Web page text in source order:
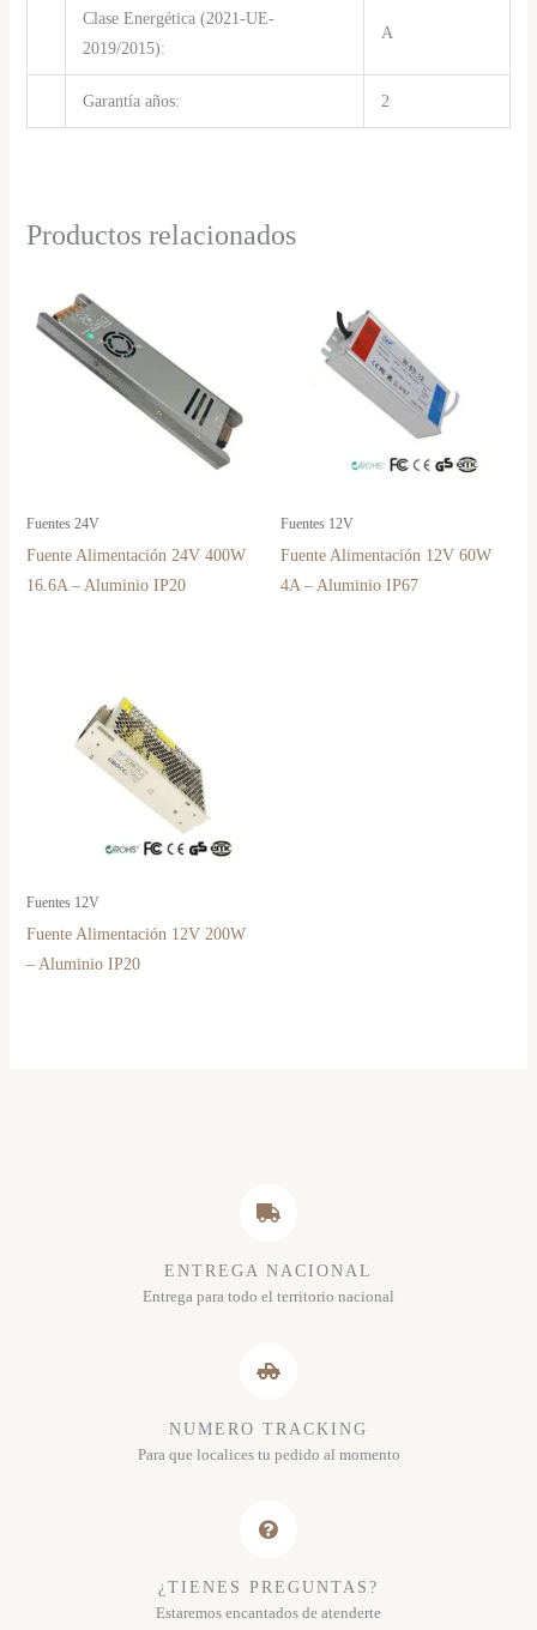
Clase Energética (2021-UE-
2019/2015):
A
Garantía años: 2
Productos relacionados
Fuentes 24V
Fuente Alimentación 24V 400W
16.6A – Aluminio IP20
Fuentes 12V
Fuente Alimentación 12V 60W
4A – Aluminio IP67
Fuentes 12V
Fuente Alimentación 12V 200W
– Aluminio IP20
ENTREGA NACIONAL
Entrega para todo el territorio nacional
NUMERO TRACKING
Para que localices tu pedido al momento
¿TIENES PREGUNTAS?
Estaremos encantados de atenderte